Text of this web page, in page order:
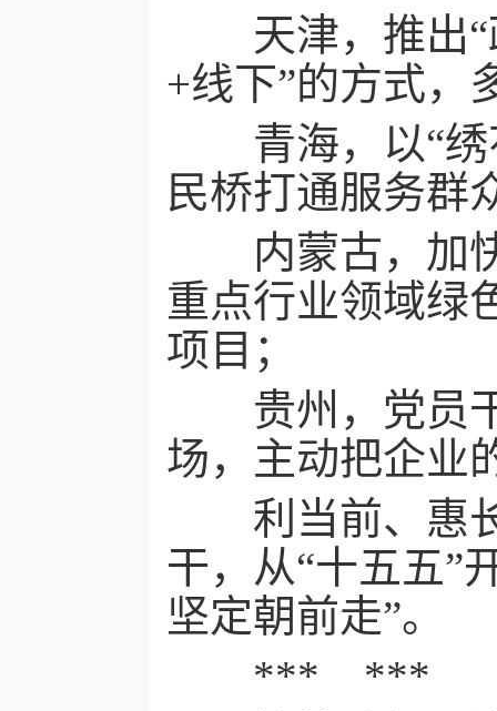
天津，推出“
+线下”的方式，
青海，以“绣
民桥打通服务群
内蒙古，加快
重点行业领域绿
项目；
贵州，党员干
场，主动把企业
利当前、惠长
干，从“十五五”
坚定朝前走”。
*** ***